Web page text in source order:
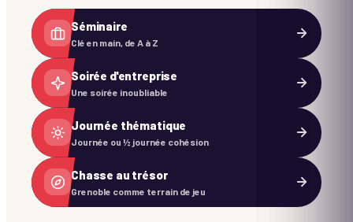
Séminaire
Clé en main, de A à Z
Soirée d'entreprise
Une soirée inoubliable
Journée thématique
Journée ou ½ journée cohésion
Chasse au trésor
Grenoble comme terrain de jeu